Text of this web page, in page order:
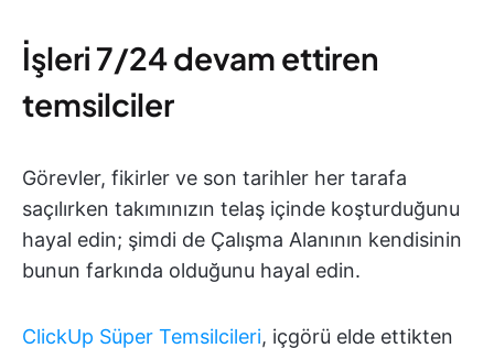
İşleri 7/24 devam ettiren
temsilciler
Görevler, fikirler ve son tarihler her tarafa
saçılırken takımınızın telaş içinde koşturduğunu
hayal edin; şimdi de Çalışma Alanının kendisinin
bunun farkında olduğunu hayal edin.
ClickUp Süper Temsilcileri, içgörü elde ettikten